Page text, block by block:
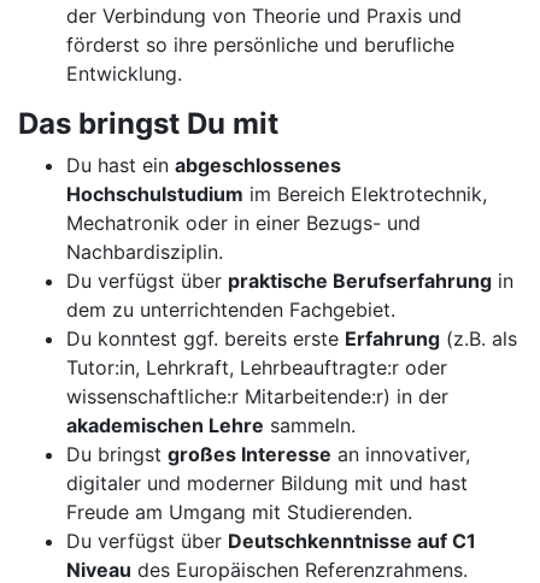
der Verbindung von Theorie und Praxis und
förderst so ihre persönliche und berufliche
Entwicklung.
Das bringst Du mit
Du hast ein abgeschlossenes
Hochschulstudium im Bereich Elektrotechnik,
Mechatronik oder in einer Bezugs- und
Nachbardisziplin.
Du verfügst über praktische Berufserfahrung in
dem zu unterrichtenden Fachgebiet.
Du konntest ggf. bereits erste Erfahrung (z.B. als
Tutor:in, Lehrkraft, Lehrbeauftragte:r oder
wissenschaftliche:r Mitarbeitende:r) in der
akademischen Lehre sammeln.
Du bringst großes Interesse an innovativer,
digitaler und moderner Bildung mit und hast
Freude am Umgang mit Studierenden.
Du verfügst über Deutschkenntnisse auf C1
Niveau des Europäischen Referenzrahmens.